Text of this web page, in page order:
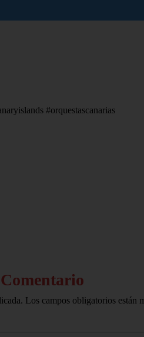
LEGAL
#orquestascanarias
Los campos obligatorios están